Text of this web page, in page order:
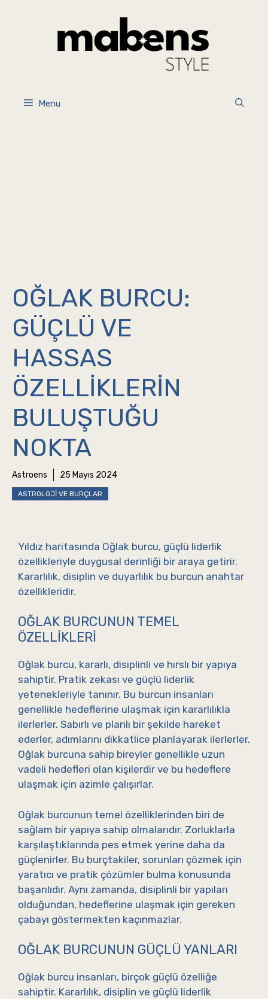
Menu
OĞLAK BURCU:
GÜÇLÜ VE
HASSAS
ÖZELLIKLERIN
BULUŞTUĞU
NOKTA
Astroens 25 Mayıs 2024
ASTROLOJI VE BURÇLAR
Yıldız haritasında Oğlak burcu, güçlü liderlik
özellikleriyle duygusal derinliği bir araya getirir.
Kararlılık, disiplin ve duyarlılık bu burcun anahtar
özellikleridir.
OĞLAK BURCUNUN TEMEL
ÖZELLIKLERI
Oğlak burcu, kararlı, disiplinli ve hırslı bir yapıya
sahiptir. Pratik zekası ve güçlü liderlik
yetenekleriyle tanınır. Bu burcun insanları
genellikle hedeflerine ulaşmak için kararlılıkla
ilerlerler. Sabırlı ve planlı bir şekilde hareket
ederler, adımlarını dikkatlice planlayarak ilerlerler.
Oğlak burcuna sahip bireyler genellikle uzun
vadeli hedefleri olan kişilerdir ve bu hedeflere
ulaşmak için azimle çalışırlar.
Oğlak burcunun temel özelliklerinden biri de
sağlam bir yapıya sahip olmalarıdır. Zorluklarla
karşılaştıklarında pes etmek yerine daha da
güçlenirler. Bu burçtakiler, sorunları çözmek için
yaratıcı ve pratik çözümler bulma konusunda
başarılıdır. Aynı zamanda, disiplinli bir yapıları
olduğundan, hedeflerine ulaşmak için gereken
çabayı göstermekten kaçınmazlar.
OĞLAK BURCUNUN GÜÇLÜ YANLARI
Oğlak burcu insanları, birçok güçlü özelliğe
sahiptir. Kararlılık, disiplin ve güçlü liderlik